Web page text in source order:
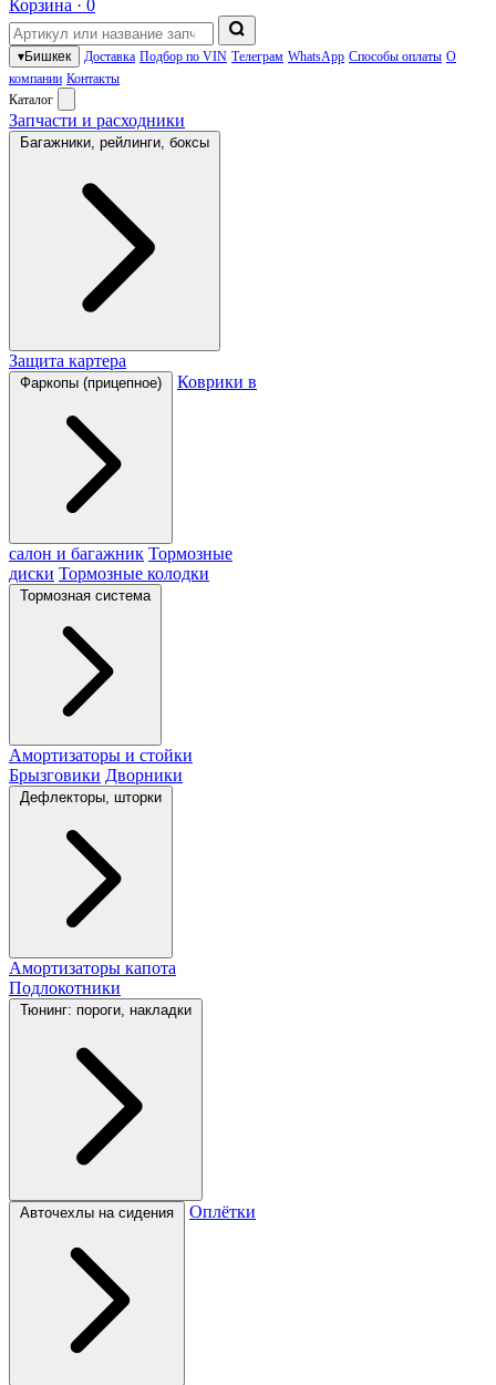
Корзина · 0
▾Бишкек Доставка Подбор по VIN Телеграм WhatsApp Способы оплаты О
компании Контакты
Каталог
Запчасти и расходники
Багажники, рейлинги, боксы
Защита картера
Фаркопы (прицепное) Коврики в
салон и багажник Тормозные
диски Тормозные колодки
Тормозная система
Амортизаторы и стойки
Брызговики Дворники
Дефлекторы, шторки
Амортизаторы капота
Подлокотники
Тюнинг: пороги, накладки
Авточехлы на сидения Оплётки